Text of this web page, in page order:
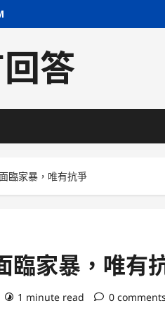
答
臨家暴，唯有抗爭
臨家暴，唯有
1 minute read 0